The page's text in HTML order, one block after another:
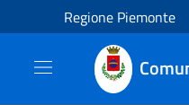
Salta al contenuto principale
Regione Piemonte